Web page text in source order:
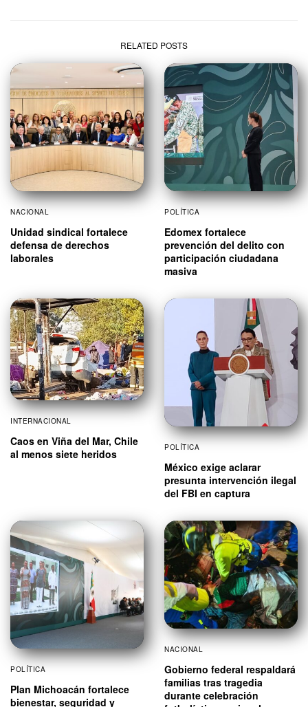
RELATED POSTS
NACIONAL
Unidad sindical fortalece
defensa de derechos
laborales
POLÍTICA
Edomex fortalece
prevención del delito con
participación ciudadana
masiva
INTERNACIONAL
Caos en Viña del Mar, Chile
al menos siete heridos
POLÍTICA
México exige aclarar
presunta intervención ilegal
del FBI en captura
POLÍTICA
Plan Michoacán fortalece
bienestar, seguridad y
NACIONAL
Gobierno federal respaldará
familias tras tragedia
durante celebración